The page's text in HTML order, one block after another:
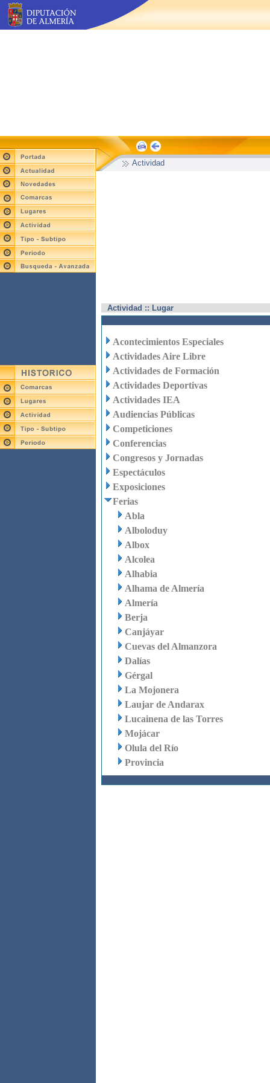
Actividad
Actividad :: Lugar
Acontecimientos Especiales
Actividades Aire Libre
Actividades de Formación
Actividades Deportivas
Actividades IEA
Audiencias Públicas
Competiciones
Conferencias
Congresos y Jornadas
Espectáculos
Exposiciones
Ferias
Abla
Alboloduy
Albox
Alcolea
Alhabia
Alhama de Almería
Almería
Berja
Canjáyar
Cuevas del Almanzora
Dalías
Gérgal
La Mojonera
Laujar de Andarax
Lucainena de las Torres
Mojácar
Olula del Río
Provincia